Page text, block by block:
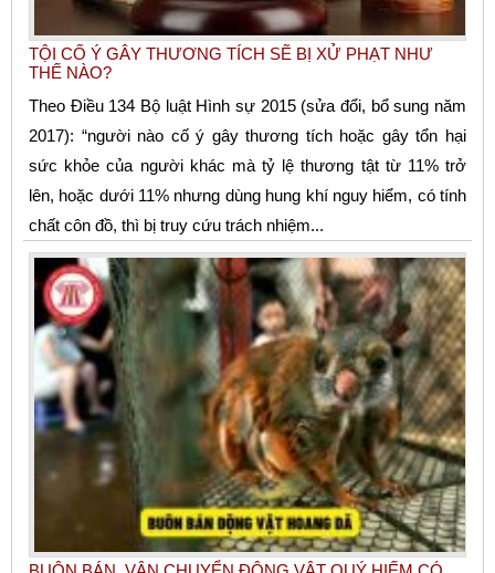
TỘI CỐ Ý GÂY THƯƠNG TÍCH SẼ BỊ XỬ PHẠT NHƯ
THẾ NÀO?
Theo Điều 134 Bộ luật Hình sự 2015 (sửa đổi, bổ sung năm
2017): “người nào cố ý gây thương tích hoặc gây tổn hại
sức khỏe của người khác mà tỷ lệ thương tật từ 11% trở
lên, hoặc dưới 11% nhưng dùng hung khí nguy hiểm, có tính
chất côn đồ, thì bị truy cứu trách nhiệm...